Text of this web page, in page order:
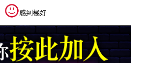
感到極好